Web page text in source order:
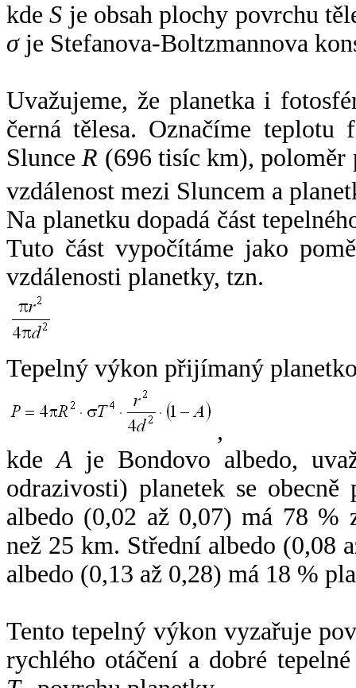
kdeS je obsah plochy povrchu
σje Stefanova-Boltzmannova
Uvažujeme, že planetka i
černá tělesa. Označíme
SlunceR (696 tisíc km),
vzdálenost mezi Sluncem a
Na planetku dopadá část
Tuto část vypočítáme jako
vzdálenosti planetky, tzn.
Tepelný výkon přijímaný
,
kdeA je Bondovo albedo,
odrazivosti) planetek se
albedo (0,02 až 0,07) má 78 %
než 25 km. Střední albedo (0,08
albedo (0,13 až 0,28) má 18 %
Tento tepelný výkon vyzařuje
rychlého otáčení a dobré